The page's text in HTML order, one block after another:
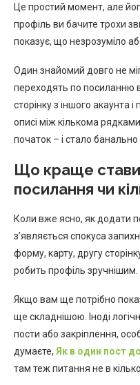
Це простий момент, але
профіль ви бачите трохи
показує, що незрозуміло
Один знайомий довго не
переходять по посиланню
сторінку з іншого акаунта
описі між кількома
початок – і стало банально
Що краще
посилання чи
Коли вже ясно, як додати
з’являється спокуса
форму, карту, другу
робить профіль зручнішим.
Якщо вам ще потрібно
ще складнішою. Іноді
пости або закріплення,
думаєте, Як в один пост
там теж питання не в